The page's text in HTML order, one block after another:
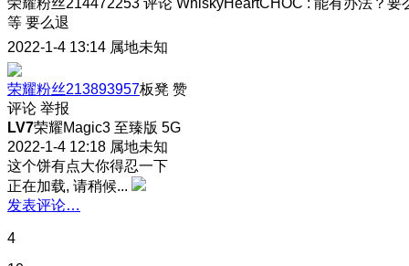
等 要么退
2022-1-4 13:14 属地未知
荣耀粉丝213893957板凳 赞
评论 举报
LV7荣耀Magic3 至臻版 5G
2022-1-4 12:18 属地未知
这个饼有点大你得忍一下
正在加载, 请稍候...
发表评论…
4